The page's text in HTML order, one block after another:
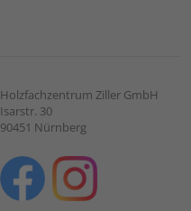
Holzfachzentrum Ziller GmbH
Isarstr. 30
90451 Nürnberg